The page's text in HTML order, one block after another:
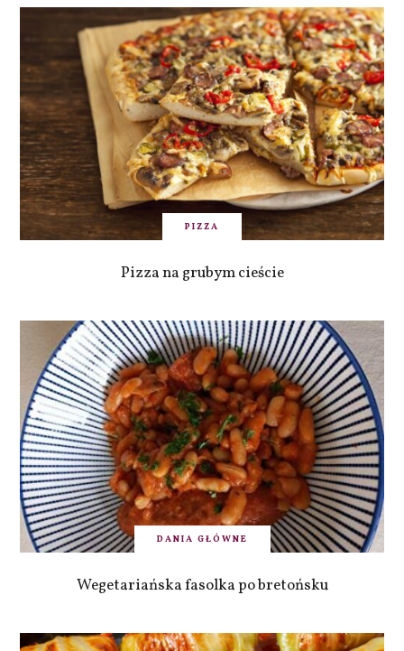
PIZZA
Pizza na grubym cieście
DANIA GŁÓWNE
Wegetariańska fasolka po bretońsku